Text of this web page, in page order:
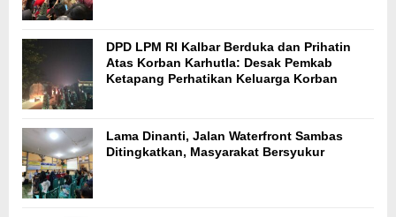
DPD LPM RI Kalbar Berduka dan Prihatin
Atas Korban Karhutla: Desak Pemkab
Ketapang Perhatikan Keluarga Korban
Lama Dinanti, Jalan Waterfront Sambas
Ditingkatkan, Masyarakat Bersyukur